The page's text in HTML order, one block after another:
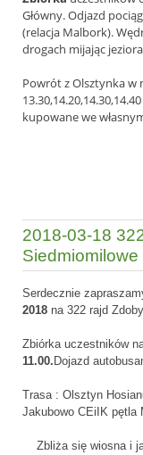
Główny. Odjazd
(relacja Malbork).
drogach mijając
Powrót z Olsztynka w
kupowane we
2018-03-18
Siedmiomilowe
Serdecznie
2018 na 322 rajd
Zbiórka uczestników
11.00. Dojazd
Trasa : Olsztyn
Jakubowo CEiIK pętla
Zbliża się wiosna i